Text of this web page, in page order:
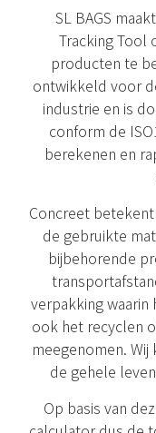
SL BAGS
Tracking Tool
producten te
ontwikkeld voor
industrie en is
conform de
berekenen en
Concreet
de gebruikte
bijbehorende
verpakking
ook het recyclen
meegenomen.
de gehele
Op basis van